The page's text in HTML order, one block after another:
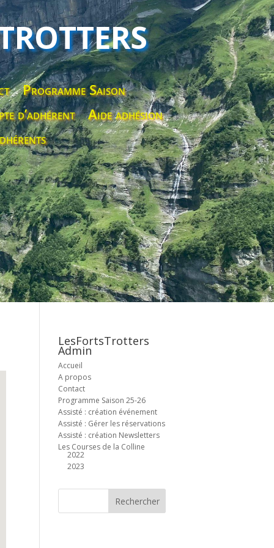
Programme Saison
d’adhérent
Aide adhésion
Outlook Live
LesFortsTrotters
Admin
Accueil
A propos
Contact
Programme Saison 25-26
Assisté : création événement
Assisté : Gérer les réservations
Assisté : création Newsletters
Les Courses de la Colline
2022
2023